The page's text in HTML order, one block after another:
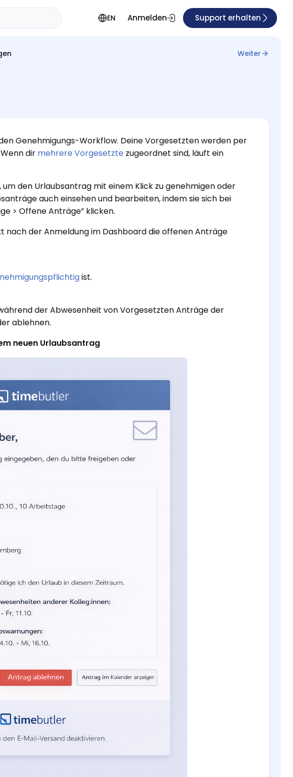
EN Anmelden Support erhalten
Weiter
Genehmigungs-Workflow. Deine Vorgesetzten werden per
dir mehrere Vorgesetzte zugeordnet sind, läuft ein
den Urlaubsantrag mit einem Klick zu genehmigen oder
auch einsehen und bearbeiten, indem sie sich bei
> Offene Anträge” klicken.
der Anmeldung im Dashboard die offenen Anträge
ist.
der Abwesenheit von Vorgesetzten Anträge der
ablehnen.
neuen Urlaubsantrag